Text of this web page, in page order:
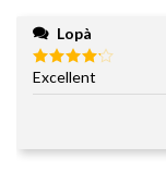
Lopà
Rated4
out of 5
Excellent